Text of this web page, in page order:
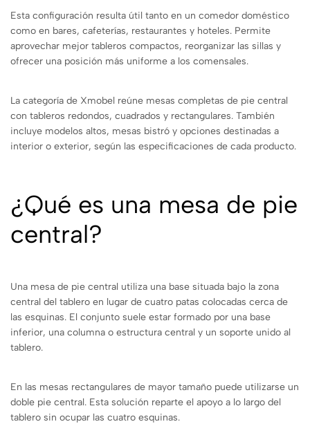
Esta configuración resulta útil tanto en un comedor doméstico
como en bares, cafeterías, restaurantes y hoteles. Permite
aprovechar mejor tableros compactos, reorganizar las sillas y
ofrecer una posición más uniforme a los comensales.
La categoría de Xmobel reúne mesas completas de pie central
con tableros redondos, cuadrados y rectangulares. También
incluye modelos altos, mesas bistró y opciones destinadas a
interior o exterior, según las especificaciones de cada producto.
¿Qué es una mesa de pie
central?
Una mesa de pie central utiliza una base situada bajo la zona
central del tablero en lugar de cuatro patas colocadas cerca de
las esquinas. El conjunto suele estar formado por una base
inferior, una columna o estructura central y un soporte unido al
tablero.
En las mesas rectangulares de mayor tamaño puede utilizarse un
doble pie central. Esta solución reparte el apoyo a lo largo del
tablero sin ocupar las cuatro esquinas.